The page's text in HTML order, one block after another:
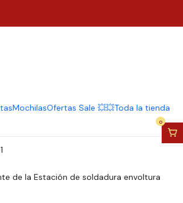
MochilasOfertas Sale 💥💥Toda la tienda
0
Comprar ahora
de la Estación de soldadura envoltura